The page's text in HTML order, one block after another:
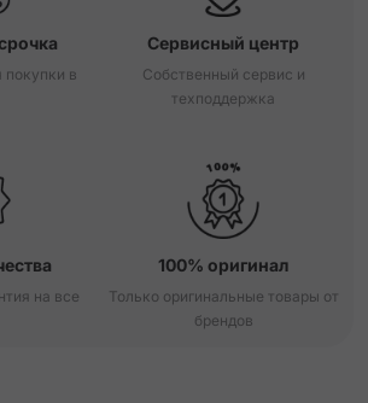
покупки в
Сервисный центр
Собственный сервис и
техподдержка
на все
100% оригинал
Только оригинальные товары от
брендов